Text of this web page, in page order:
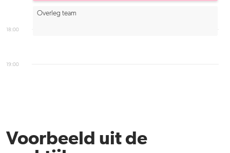
18:00
19:00
Overleg team
Voorbeeld uit de